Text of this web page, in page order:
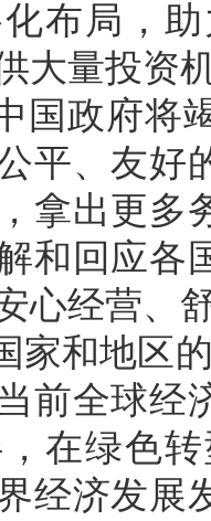
布局，
大量投资
国政府将
平、友好
拿出更多
和回应各
心经营、
家和地区
前全球经
在绿色
经济发展